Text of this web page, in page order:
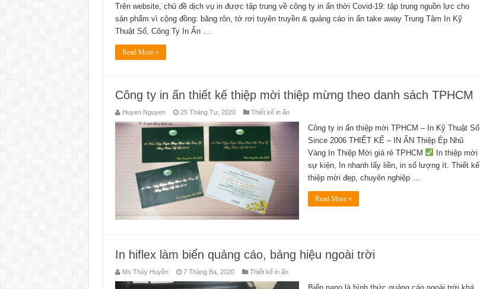
Trên website, chủ đề dịch vụ in được tập trung về công ty in ấn thời Covid-19: tập trung nguồn lực cho
sản phẩm vì cộng đồng: băng rôn, tờ rơi tuyên truyền & quảng cáo in ấn take away Trung Tâm In Kỹ
Thuật Số, Công Ty In Ấn …
Read More »
Công ty in ấn thiết kế thiệp mời thiệp mừng theo danh sách TPHCM
Huyen Nguyen 25 Tháng Tư, 2020 Thiết kế in ấn
Công ty in ấn thiệp mời TPHCM – In Kỹ Thuật Số
Since 2006 THIẾT KẾ – IN ẤN Thiệp Ép Nhũ
Vàng In Thiệp Mời giá rẻ TPHCM
In thiệp mời
sự kiện, In nhanh lấy liền, in số lượng ít. Thiết kế
thiệp mời đẹp, chuyên nghiệp …
Read More »
In hiflex làm biển quảng cáo, bảng hiệu ngoài trời
Ms Thủy Huyền 7 Tháng Ba, 2020 Thiết kế in ấn